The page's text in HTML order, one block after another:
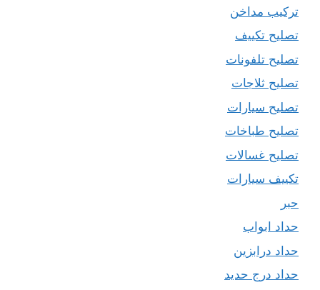
تركيب مداخن
تصليح تكييف
تصليح تلفونات
تصليح ثلاجات
تصليح سيارات
تصليح طباخات
تصليح غسالات
تكييف سيارات
حبر
حداد ابواب
حداد درابزين
حداد درج حديد